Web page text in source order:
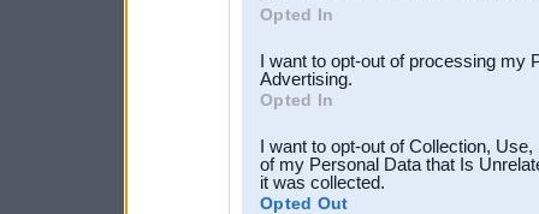
Opted In
I want to opt-out of processing my
Advertising.
Opted In
I want to opt-out of Collection,
of my Personal Data that Is
it was collected.
Opted Out